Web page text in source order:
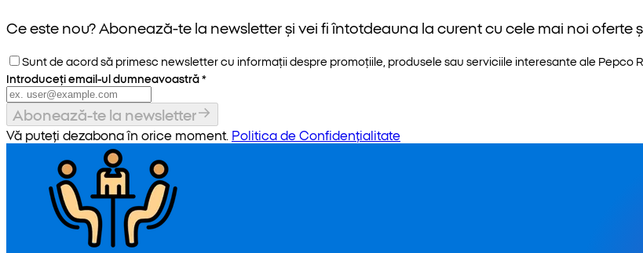
Ce este nou? Abonează-te la newsletter și vei fi întotdeauna la curent cu cele mai noi oferte
Sunt de acord să primesc newsletter cu informații despre promoțiile, produsele sau serviciile interesante ale Pepco
Introduceți email-ul dumneavoastră*
Abonează-te la newsletter
Vă puteți dezabona în orice moment. Politica de Confidențialitate